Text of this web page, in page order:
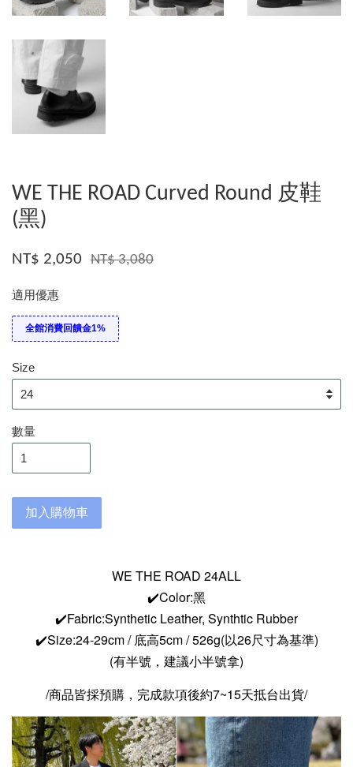
WE THE ROAD Curved Round 皮鞋
(黑)
NT$ 2,050 NT$ 3,080
適用優惠
全館消費回饋金1%
Size
數量
加入購物車
WE THE ROAD 24ALL
✔️Color:黑
✔️Fabric:Synthetic Leather, Synthtic Rubber
✔️Size:24-29cm / 底高5cm / 526g(以26尺寸為基準)
(有半號，建議小半號拿)
/商品皆採預購，完成款項後約7~15天抵台出貨/